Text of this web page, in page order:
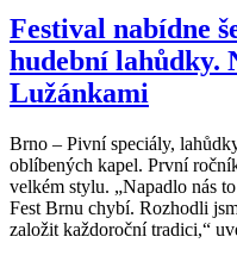
Festival nabídne
hudební lahůdky.
Lužánkami
Brno – Pivní speciály,
oblíbených kapel. První
velkém stylu. „Napadlo nás
Fest Brnu chybí. Rozhodli
založit každoroční tradici,“